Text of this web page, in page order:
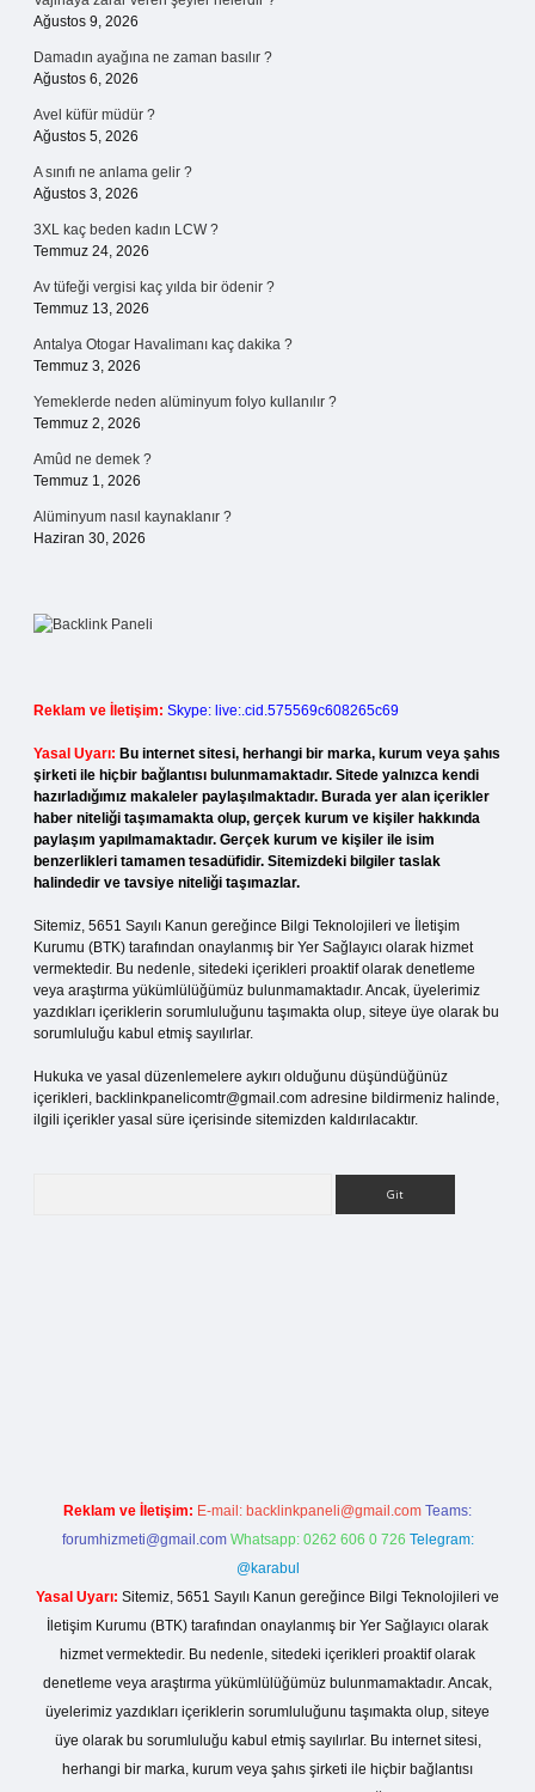
Ağustos 9, 2026
Damadın ayağına ne zaman basılır ?
Ağustos 6, 2026
Avel küfür müdür ?
Ağustos 5, 2026
A sınıfı ne anlama gelir ?
Ağustos 3, 2026
3XL kaç beden kadın LCW ?
Temmuz 24, 2026
Av tüfeği vergisi kaç yılda bir ödenir ?
Temmuz 13, 2026
Antalya Otogar Havalimanı kaç dakika ?
Temmuz 3, 2026
Yemeklerde neden alüminyum folyo kullanılır ?
Temmuz 2, 2026
Amûd ne demek ?
Temmuz 1, 2026
Alüminyum nasıl kaynaklanır ?
Haziran 30, 2026
Reklam ve İletişim: Skype: live:.cid.575569c608265c69
Yasal Uyarı: Bu internet sitesi, herhangi bir marka, kurum veya şahıs
şirketi ile hiçbir bağlantısı bulunmamaktadır. Sitede yalnızca kendi
hazırladığımız makaleler paylaşılmaktadır. Burada yer alan içerikler
haber niteliği taşımamakta olup, gerçek kurum ve kişiler hakkında
paylaşım yapılmamaktadır. Gerçek kurum ve kişiler ile isim
benzerlikleri tamamen tesadüfidir. Sitemizdeki bilgiler taslak
halindedir ve tavsiye niteliği taşımazlar.
Sitemiz, 5651 Sayılı Kanun gereğince Bilgi Teknolojileri ve İletişim
Kurumu (BTK) tarafından onaylanmış bir Yer Sağlayıcı olarak hizmet
vermektedir. Bu nedenle, sitedeki içerikleri proaktif olarak denetleme
veya araştırma yükümlülüğümüz bulunmamaktadır. Ancak, üyelerimiz
yazdıkları içeriklerin sorumluluğunu taşımakta olup, siteye üye olarak bu
sorumluluğu kabul etmiş sayılırlar.
Hukuka ve yasal düzenlemelere aykırı olduğunu düşündüğünüz
içerikleri, backlinkpanelicomtr@gmail.com adresine bildirmeniz halinde,
ilgili içerikler yasal süre içerisinde sitemizden kaldırılacaktır.
Reklam ve İletişim: E-mail: backlinkpaneli@gmail.com Teams:
forumhizmeti@gmail.com Whatsapp: 0262 606 0 726 Telegram:
@karabul
Yasal Uyarı: Sitemiz, 5651 Sayılı Kanun gereğince Bilgi Teknolojileri ve
İletişim Kurumu (BTK) tarafından onaylanmış bir Yer Sağlayıcı olarak
hizmet vermektedir. Bu nedenle, sitedeki içerikleri proaktif olarak
denetleme veya araştırma yükümlülüğümüz bulunmamaktadır. Ancak,
üyelerimiz yazdıkları içeriklerin sorumluluğunu taşımakta olup, siteye
üye olarak bu sorumluluğu kabul etmiş sayılırlar. Bu internet sitesi,
herhangi bir marka, kurum veya şahıs şirketi ile hiçbir bağlantısı